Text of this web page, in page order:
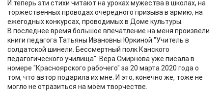
И теперь эти стихи читают на уроках мужества в школах, на
торжественных проводах очередного призыва в армию, на
ежегодных конкурсах, проводимых в Доме культуры.
В последнее время большое впечатление на меня произвели
книги педагога Татьяны Ивановны Юркиной "Учитель в
солдатской шинели. Бессмертный полк Канского
педагогического училища". Вера Смирнова уже писала в
номере "Красноярского рабочего" за 20 марта 2020 года о
том, что автор подарила их мне. И это, конечно же, тоже не
могло не отразиться на моём творчестве.